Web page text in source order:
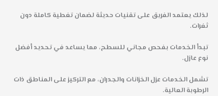
لذلك يعتمد الفريق على تقنيات حديثة لضمان تغطية كاملة دون
ثغرات.
تبدأ الخدمات بفحص مجاني للسطح، مما يساعد في تحديد أفضل
نوع عازل.
تشمل الخدمات عزل الخزانات والجدران، مع التركيز على المناطق ذات
الرطوبة العالية.